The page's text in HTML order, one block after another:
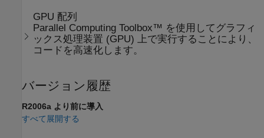
GPU 配列
Parallel Computing Toolbox™ を使用してグラフィ
ックス処理装置 (GPU) 上で実行することにより、
コードを高速化します。
バージョン履歴
R2006a より前に導入
すべて展開する